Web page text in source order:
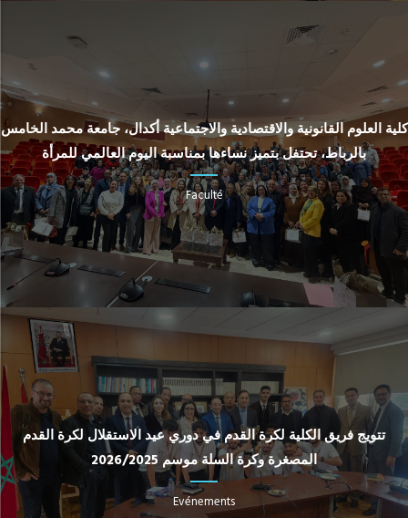
كلية العلوم القانونية والاقتصادية والاجتماعية أكدال، جامعة محمد الخامس
بالرباط، تحتفل بتميز نساءها بمناسبة اليوم العالمي للمرأة
Faculté
تتويج فريق الكلية لكرة القدم في دوري عيد الاستقلال لكرة القدم
المصغرة وكرة السلة موسم 2026/2025
Evénements